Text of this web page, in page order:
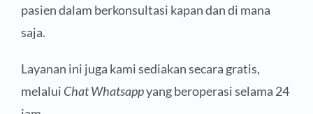
pasien dalam berkonsultasi kapan dan di mana
saja.
Layanan ini juga kami sediakan secara gratis,
melalui Chat Whatsappyang beroperasi selama 24